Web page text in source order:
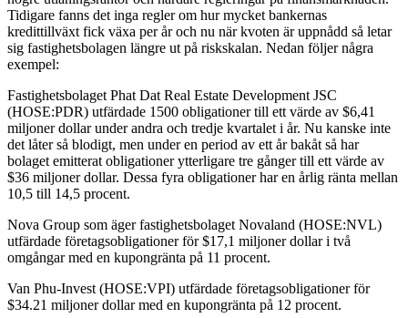
Tidigare fanns det inga regler om hur mycket bankernas
kredittillväxt fick växa per år och nu när kvoten är uppnådd så letar
sig fastighetsbolagen längre ut på riskskalan. Nedan följer några
exempel:
Fastighetsbolaget Phat Dat Real Estate Development JSC
(HOSE:PDR) utfärdade 1500 obligationer till ett värde av $6,41
miljoner dollar under andra och tredje kvartalet i år. Nu kanske inte
det låter så blodigt, men under en period av ett år bakåt så har
bolaget emitterat obligationer ytterligare tre gånger till ett värde av
$36 miljoner dollar. Dessa fyra obligationer har en årlig ränta mellan
10,5 till 14,5 procent.
Nova Group som äger fastighetsbolaget Novaland (HOSE:NVL)
utfärdade företagsobligationer för $17,1 miljoner dollar i två
omgångar med en kupongränta på 11 procent.
Van Phu-Invest (HOSE:VPI) utfärdade företagsobligationer för
$34.21 miljoner dollar med en kupongränta på 12 procent.